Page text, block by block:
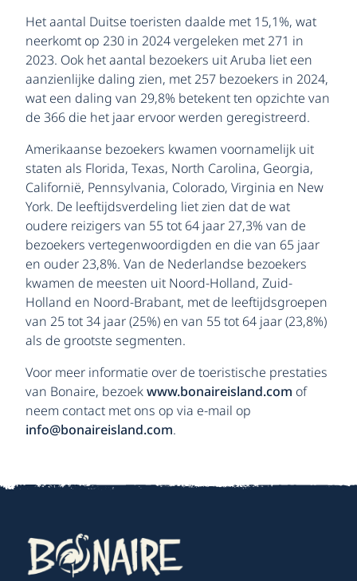
Het aantal Duitse toeristen daalde met 15,1%, wat
neerkomt op 230 in 2024 vergeleken met 271 in
2023. Ook het aantal bezoekers uit Aruba liet een
aanzienlijke daling zien, met 257 bezoekers in 2024,
wat een daling van 29,8% betekent ten opzichte van
de 366 die het jaar ervoor werden geregistreerd.
Amerikaanse bezoekers kwamen voornamelijk uit
staten als Florida, Texas, North Carolina, Georgia,
Californië, Pennsylvania, Colorado, Virginia en New
York. De leeftijdsverdeling liet zien dat de wat
oudere reizigers van 55 tot 64 jaar 27,3% van de
bezoekers vertegenwoordigden en die van 65 jaar
en ouder 23,8%. Van de Nederlandse bezoekers
kwamen de meesten uit Noord-Holland, Zuid-
Holland en Noord-Brabant, met de leeftijdsgroepen
van 25 tot 34 jaar (25%) en van 55 tot 64 jaar (23,8%)
als de grootste segmenten.
Voor meer informatie over de toeristische prestaties
van Bonaire, bezoekwww.bonaireisland.com of
neem contact met ons op via e-mail op
info@bonaireisland.com.